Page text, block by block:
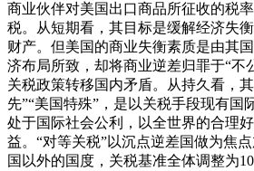
商业伙伴对美国出口商品所征收的税
税。从短期看，其目标是缓解经济失
财产。但美国的商业失衡素质是由其
济布局所致，却将商业逆差归罪于“不
关税政策转移国内矛盾。从持久看，
先”“美国特殊”，是以关税手段现有国
处于国际社会公利，以全世界的合理
益。“对等关税”以沉点逆差国做为焦
国以外的国度，关税基准全体调整为